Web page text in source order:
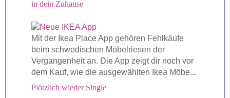
in dein Zuhause
Mit der Ikea Place App gehören Fehlkäufe
beim schwedischen Möbelriesen der
Vergangenheit an. Die App zeigt dir noch vor
dem Kauf, wie die ausgewählten Ikea Möbe...
Plötzlich wieder Single